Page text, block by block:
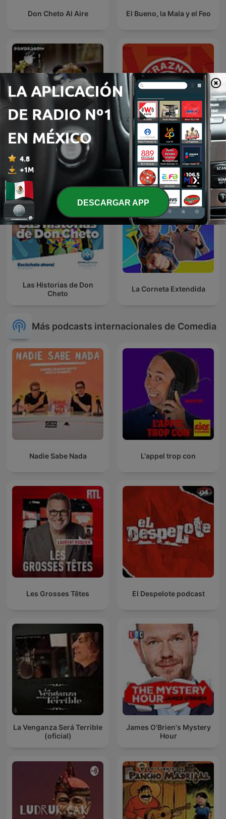
Don Cheto Al Aire El Bueno, la Mala y el Feo
Panda Show (NO OFICIAL)
Erazno y La Chokolata El
Podcast
Las Historias de Don
Cheto
La Corneta Extendida
Más podcasts internacionales de Comedia
Nadie Sabe Nada L'appel trop con
Les Grosses Têtes El Despelote podcast
La Venganza Será Terrible
(oficial)
James O'Brien's Mystery
Hour
DESCARGAR APP